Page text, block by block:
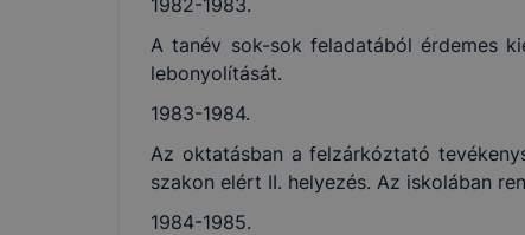
A tanév sok-sok feladatából érdemes
lebonyolítását.
1983-1984.
Az oktatásban a felzárkóztató
szakon elért II. helyezés. Az iskolában
1984-1985.